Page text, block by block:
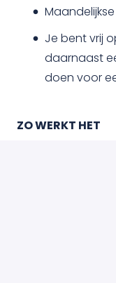
Je bent vrij
daarnaast
doen voor
ZO WERKT HET